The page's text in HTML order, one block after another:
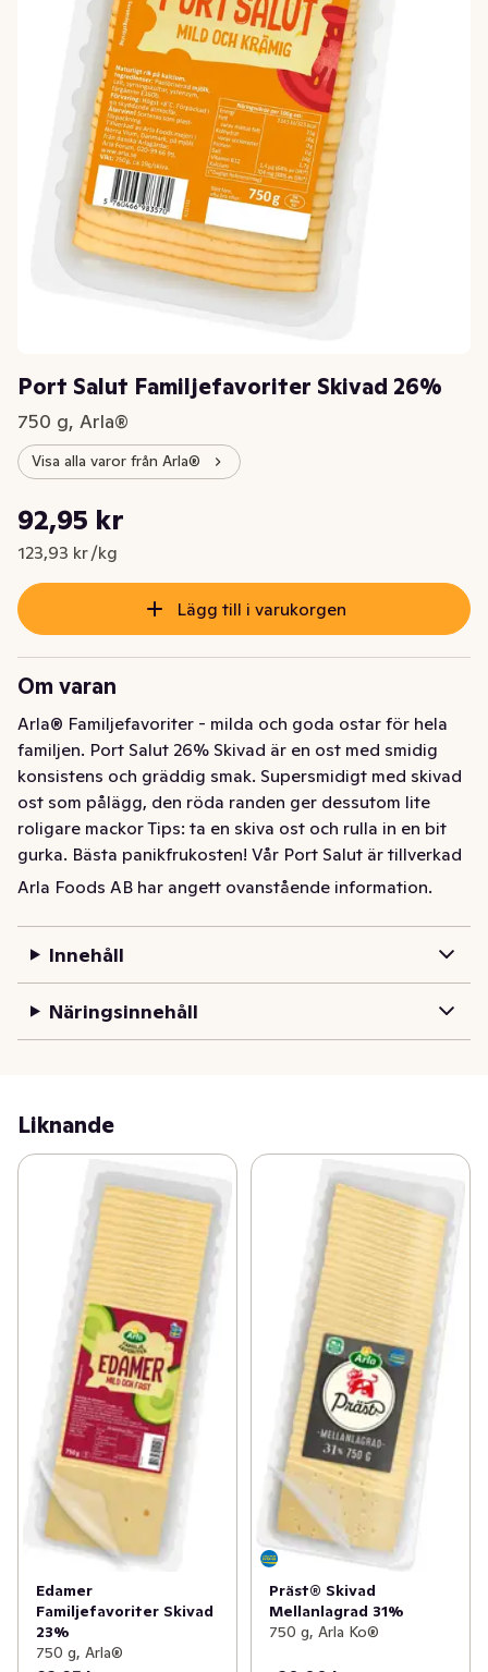
Port Salut Familjefavoriter Skivad 26%
750 g, Arla®
Visa alla varor från Arla®
Nuvarande pris är: 92,95 kr
92,95 kr
123,93 kr /kg
Styckpris: 123,93 kr /kg
Lägg till i varukorgen
Om varan
Arla® Familjefavoriter - milda och goda ostar för hela
familjen. Port Salut 26% Skivad är en ost med smidig
konsistens och gräddig smak. Supersmidigt med skivad
ost som pålägg, den röda randen ger dessutom lite
roligare mackor Tips: ta en skiva ost och rulla in en bit
gurka. Bästa panikfrukosten! Vår Port Salut är tillverkad
i Vium, Danmark, på mjölk från danska Arlagårdar.
konsistens och gräddig smak. Supersmidigt med skivad
roligare mackor Tips: ta en skiva ost och rulla in en bit
gurka. Bästa panikfrukosten! Vår Port Salut är tillverkad
Arla Foods AB har angett ovanstående information.
Innehåll
Näringsinnehåll
Liknande
Edamer
Familjefavoriter Skivad
23%
750 g, Arla®
Präst® Skivad
Mellanlagrad 31%
750 g, Arla Ko®